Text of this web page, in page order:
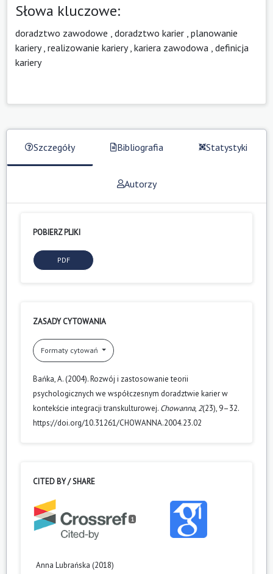
Słowa kluczowe:
doradztwo zawodowe doradztwo karier planowanie
kariery, realizowanie kariery, kariera zawodowa definicja
kariery
Szczegóły Bibliografia Statystyki
Autorzy
POBIERZ PLIKI
PDF
ZASADY CYTOWANIA
Formaty cytowań
Bańka, A. (2004). Rozwój i zastosowanie teorii
psychologicznych we współczesnym doradztwie karier w
kontekście integracji transkulturowej. Chowanna, 2(23), 9–32.
https://doi.org/10.31261/CHOWANNA.2004.23.02
CITED BY / SHARE
1
Anna Lubrańska (2018)